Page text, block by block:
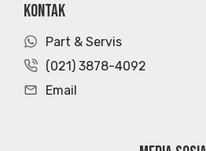
KONTAK
Part & Servis
(021) 3878-4092
Email